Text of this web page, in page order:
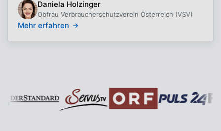
Daniela Holzinger
Obfrau Verbraucherschutzverein Österreich (VSV)
Mehr erfahren